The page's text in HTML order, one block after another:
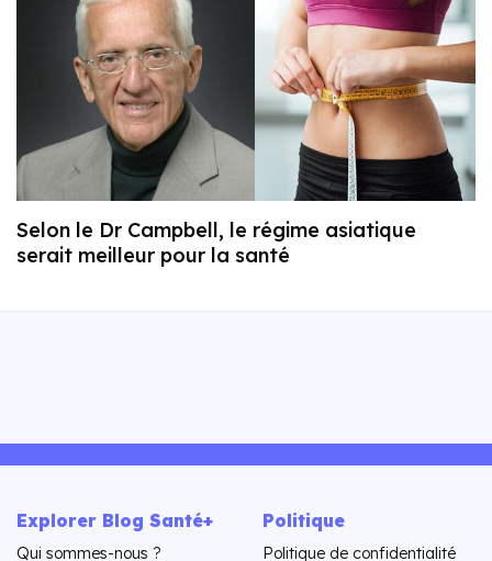
Selon le Dr Campbell, le régime asiatique
serait meilleur pour la santé
Explorer Blog Santé+
Qui sommes-nous ?
Politique
Politique de confidentialité